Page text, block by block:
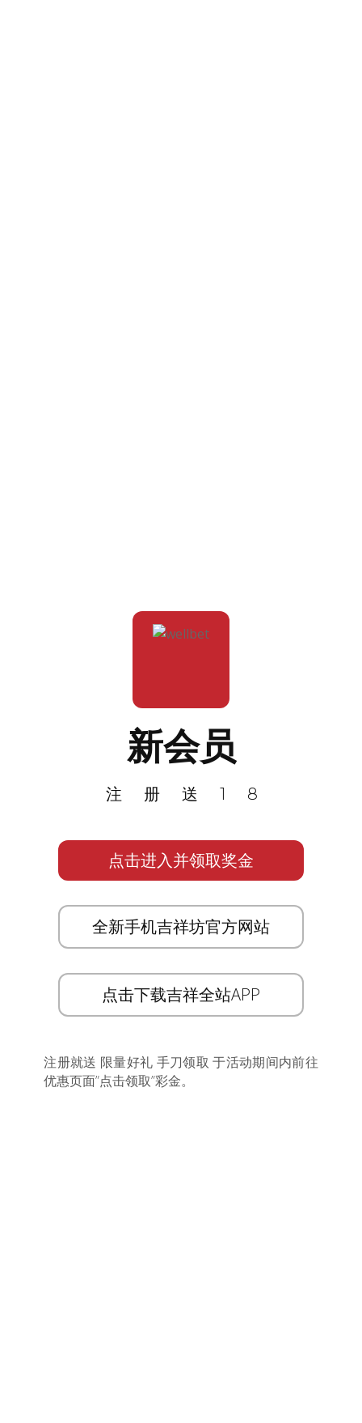
新会员
注册送18
点击进入并领取奖金
全新手机吉祥坊官方网站
点击下载吉祥全站APP
注册就送 限量好礼 手刀领取 于活动期间内前往
优惠页面”点击领取”彩金。